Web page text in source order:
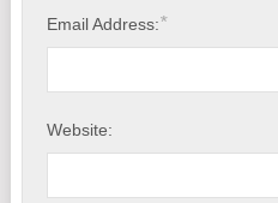
Email Address:*
Website: